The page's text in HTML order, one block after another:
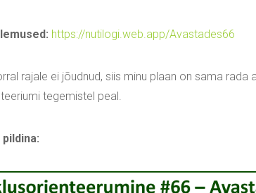
https://nutilogi.web.app/Avastades66
rajale ei jõudnud, siis minu plaan on sama
tegemistel peal.